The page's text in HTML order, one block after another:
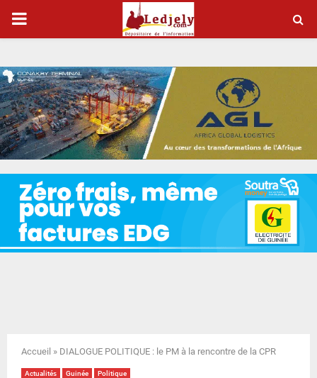
P
I
M
A
Y
N
Accueil » DIALOGUE POLITIQUE : le PM à la rencontre de la CPR
Actualités Guinée Politique